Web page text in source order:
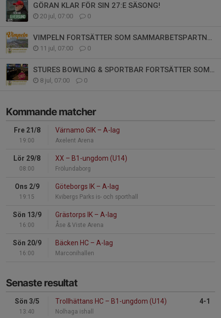
GÖRAN KLAR FÖR SIN 27:E SÄSONG!
20 jul, 07:00 0
VIMPELN FORTSÄTTER SOM SAMMARBETSPARTNER
11 jul, 07:00 0
STURES BOWLING & SPORTBAR FORTSÄTTER SOM PARTNER
8 jul, 07:00 0
Kommande matcher
Fre 21/8
19:00
Värnamo GIK – A-lag
Axelent Arena
Lör 29/8
08:00
XX – B1-ungdom (U14)
Frölundaborg
Ons 2/9
19:15
Göteborgs IK – A-lag
Kvibergs Parks is- och sporthall
Sön 13/9
16:00
Grästorps IK – A-lag
Åse & Viste Arena
Sön 20/9
16:00
Bäcken HC – A-lag
Marconihallen
Senaste resultat
Sön 3/5
13:40
Trollhättans HC – B1-ungdom (U14)
Nolhaga ishall
4-1